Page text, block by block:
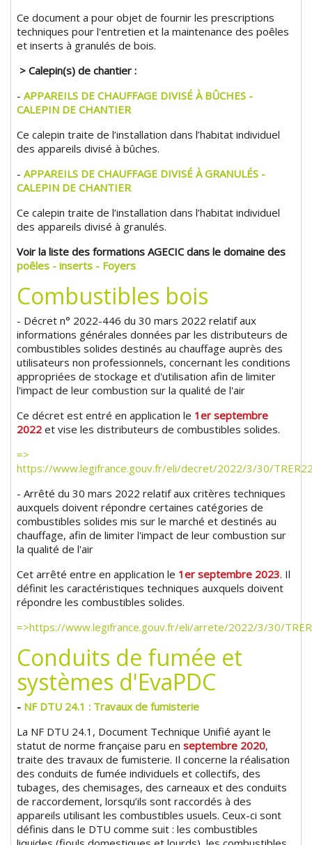
Ce document a pour objet de fournir les prescriptions
techniques pour l'entretien et la maintenance des poêles
et inserts à granulés de bois.
> Calepin(s) de chantier :
-APPAREILS DE CHAUFFAGE DIVISÉ À BÛCHES -
CALEPIN DE CHANTIER
Ce calepin traite de l’installation dans l’habitat individuel
des appareils divisé à bûches.
-APPAREILS DE CHAUFFAGE DIVISÉ À GRANULÉS -
CALEPIN DE CHANTIER
Ce calepin traite de l’installation dans l’habitat individuel
des appareils divisé à granulés.
Voir la liste des formations AGECIC dans le domaine des
poêles - inserts - Foyers
Combustibles bois
- Décret n° 2022-446 du 30 mars 2022 relatif aux
informations générales données par les distributeurs de
combustibles solides destinés au chauffage auprès des
utilisateurs non professionnels, concernant les conditions
appropriées de stockage et d'utilisation afin de limiter
l'impact de leur combustion sur la qualité de l'air
Ce décret est entré en application le 1er septembre
2022 et vise les distributeurs de combustibles solides.
=>
https://www.legifrance.gouv.fr/eli/decret/2022/3/30/
- Arrêté du 30 mars 2022 relatif aux critères techniques
auxquels doivent répondre certaines catégories de
combustibles solides mis sur le marché et destinés au
chauffage, afin de limiter l'impact de leur combustion sur
la qualité de l'air
Cet arrêté entre en application le 1er septembre 2023. Il
définit les caractéristiques techniques auxquels doivent
répondre les combustibles solides.
=>https://www.legifrance.gouv.fr/eli/arrete/2022/3/30/
Conduits de fumée et
systèmes d'EvaPDC
- NF DTU 24.1 : Travaux de fumisterie
La NF DTU 24.1, Document Technique Unifié ayant le
statut de norme française paru enseptembre 2020,
traite des travaux de fumisterie. Il concerne la réalisation
des conduits de fumée individuels et collectifs, des
tubages, des chemisages, des carneaux et des conduits
de raccordement, lorsqu’ils sont raccordés à des
appareils utilisant les combustibles usuels. Ceux-ci sont
définis dans le DTU comme suit : les combustibles